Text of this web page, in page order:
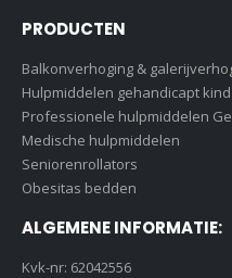
PRODUCTEN
Balkonverhoging &
Hulpmiddelen gehandicapt kind
Professionele hulpmiddelen
Medische hulpmiddelen
Seniorenrollators
Obesitas bedden
ALGEMENE INFORMATIE:
Kvk-nr: 62042556